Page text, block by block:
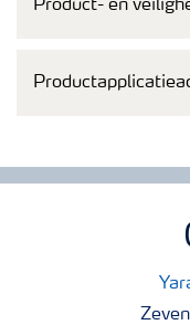
Product- en